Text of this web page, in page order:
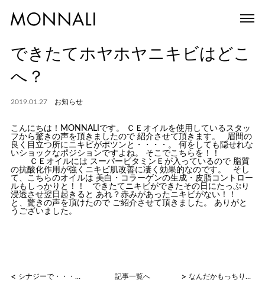
できたてホヤホヤニキビはどこ
へ？
2019.01.27 お知らせ
こんにちは！MONNALIです。 ＣＥオイルを使用しているスタッ
フから驚きの声を頂きましたので 紹介させて頂きます。 眉間の
良く目立つ所にニキビがポツンと・・・・。 何をしても隠せれな
いショックなポジションですよね。 そこでこちらを！！
ＣＥオイルには スーパービタミンＥが入っているので 脂質
の抗酸化作用が強くニキビ肌改善に凄く効果的なのです。 そし
て、こちらのオイルは 美白・コラーゲンの生成・皮脂コントロー
ルもしっかりと！！ できたてニキビができたその日にたっぷり
浸透させ翌日起きると あれ？赤みがあったニキビがない！！
と、驚きの声を頂けたので ご紹介させて頂きました。 ありがと
うございました。
< シナジーで・・・！！ 記事一覧へ > なんだかもっちり！！